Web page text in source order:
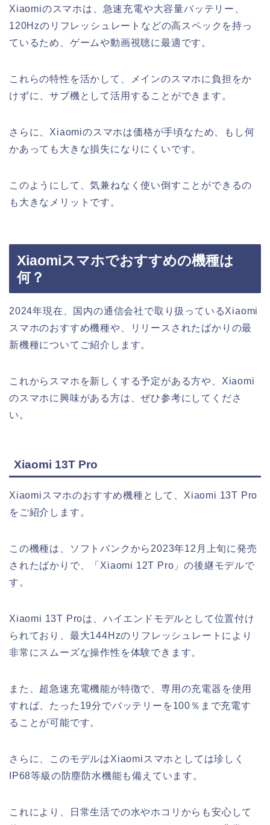
Xiaomiのスマホは、急速充電や大容量バッテリー、
120Hzのリフレッシュレートなどの高スペックを持っ
ているため、ゲームや動画視聴に最適です。
これらの特性を活かして、メインのスマホに負担をか
けずに、サブ機として活用することができます。
さらに、Xiaomiのスマホは価格が手頃なため、もし何
かあっても大きな損失になりにくいです。
このようにして、気兼ねなく使い倒すことができるの
も大きなメリットです。
Xiaomiスマホでおすすめの機種は
何？
2024年現在、国内の通信会社で取り扱っているXiaomi
スマホのおすすめ機種や、リリースされたばかりの最
新機種についてご紹介します。
これからスマホを新しくする予定がある方や、Xiaomi
のスマホに興味がある方は、ぜひ参考にしてくださ
い。
Xiaomi 13T Pro
Xiaomiスマホのおすすめ機種として、Xiaomi 13T Pro
をご紹介します。
この機種は、ソフトバンクから2023年12月上旬に発売
されたばかりで、「Xiaomi 12T Pro」の後継モデルで
す。
Xiaomi 13T Proは、ハイエンドモデルとして位置付け
られており、最大144Hzのリフレッシュレートにより
非常にスムーズな操作性を体験できます。
また、超急速充電機能が特徴で、専用の充電器を使用
すれば、たった19分でバッテリーを100％まで充電す
ることが可能です。
さらに、このモデルはXiaomiスマホとしては珍しく
IP68等級の防塵防水機能も備えています。
これにより、日常生活での水やホコリからも安心して